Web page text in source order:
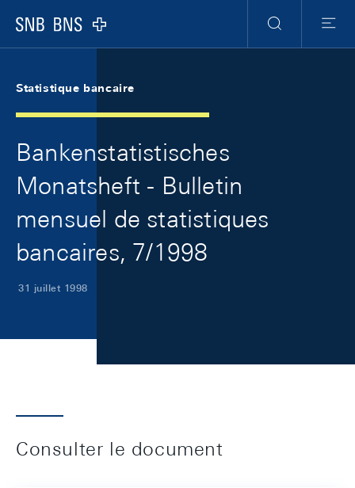
Logo
RechercheMenu
Statistique bancaire
Bankenstatistisches
Monatsheft - Bulletin
mensuel de statistiques
bancaires, 7/1998
31 juillet 1998
Consulter le document